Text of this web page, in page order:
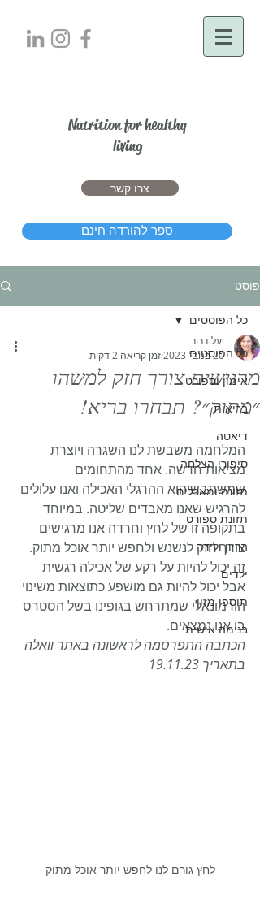
Nutrition for healthy
living
צרו קשר
ספר להורדה חינם
פוסט
כל הפוסטים
אימון וספורט
בריאות
דיאטה
סיפורי הצלחה
תזונה ומאכלים
תזונת ספורט
הריון ולידה
ילדים
תוספי מזון
בנימה אישית
כל הפוסטים
מרגישים צורך חזק למשהו
״מתוק״? תבחרו בריא!
יעל דרור
20 בנוב׳ 2023
זמן קריאה 2 דקות
המלחמה משבשת לנו השגרה ויוצרת
מציאות חדשה. אחד מהתחומים
שמשתבש הוא ההרגלי האכילה ואנו עלולים
להרגיש שאנו מאבדים שליטה. במיוחד
בתקופה זו של לחץ וחרדה אנו מרגישים
צורך חזק לנשנש ולחפש יותר אוכל מתוק.
זה יכול להיות על רקע של אכילה רגשית
אבל יכול להיות גם מושפע כתוצאות משינוי
הורמונאלי שמתרחש בגופינו בשל הסטרס
בו אנו נמצאים.
הכתבה התפרסמה לראשונה באתר וואלה
בתאריך 19.11.23
לחץ גורם לנו לחפש יותר אוכל מתוק